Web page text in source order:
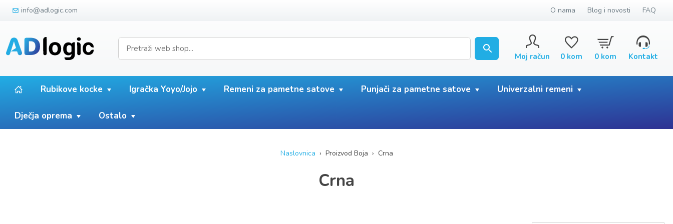
info@adlogic.com O nama Blog i novosti FAQ
Moj račun 0 kom 0 kom Kontakt
Rubikove kocke Igračka Yoyo/Jojo Remeni za pametne satove Punjači za pametne satove Univerzalni remeni
Dječja oprema Ostalo
Naslovnica › Proizvod Boja › Crna
Crna